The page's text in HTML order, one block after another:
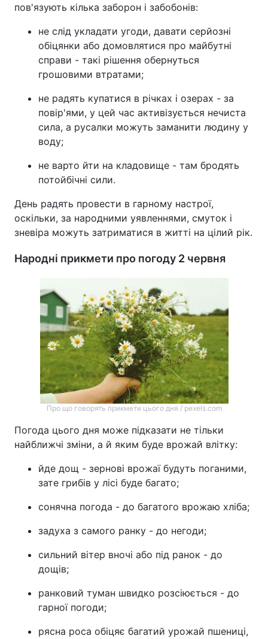
пов'язують кілька заборон і забобонів:
не слід укладати угоди, давати серйозні
обіцянки або домовлятися про майбутні
справи - такі рішення обернуться
грошовими втратами;
не радять купатися в річках і озерах - за
повір'ями, у цей час активізується нечиста
сила, а русалки можуть заманити людину у
воду;
не варто йти на кладовище - там бродять
потойбічні сили.
День радять провести в гарному настрої,
оскільки, за народними уявленнями, смуток і
зневіра можуть затриматися в житті на цілий рік.
Народні прикмети про погоду 2 червня
Про що говорять прикмети цього дня / pexels.com
Погода цього дня може підказати не тільки
найближчі зміни, а й яким буде врожай влітку:
йде дощ - зернові врожаї будуть поганими,
зате грибів у лісі буде багато;
сонячна погода - до багатого врожаю хліба;
задуха з самого ранку - до негоди;
сильний вітер вночі або під ранок - до
дощів;
ранковий туман швидко розсіюється - до
гарної погоди;
рясна роса обіцяє багатий урожай пшениці,